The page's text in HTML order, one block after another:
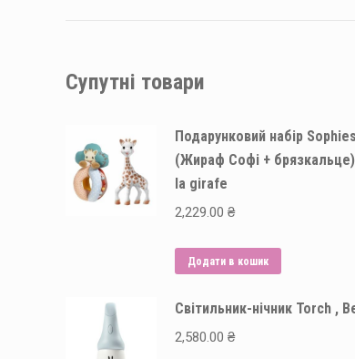
Супутні товари
Подарунковий набір
(Жираф Софі +
la girafe
2,229.00 ₴
Додати в кошик
Світильник-нічник Torch ,
2,580.00 ₴